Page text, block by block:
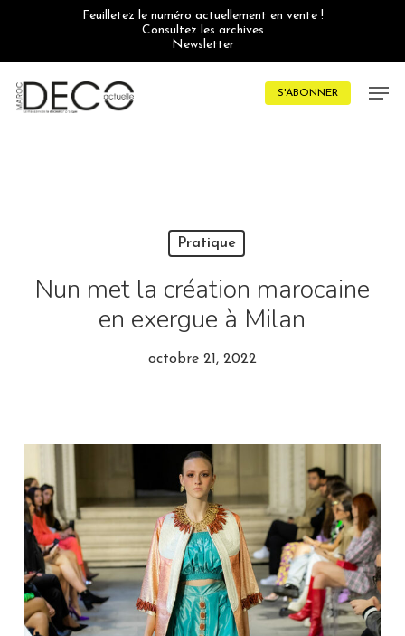
Feuilletez le numéro actuellement en vente !
Consultez les archives
Newsletter
S'ABONNER
Pratique
Nun met la création marocaine
en exergue à Milan
octobre 21, 2022